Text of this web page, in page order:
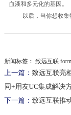
血液和多元化的基因。
以后，当你想收
新闻标签： 致远互联
上一篇： 致远互联亮
同+用友UC集成解决方
下一篇： 致远互联推